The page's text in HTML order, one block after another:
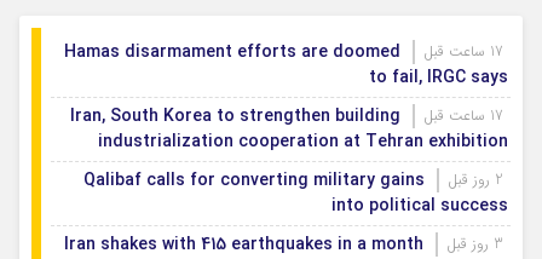
Hamas disarmament efforts are doomed
to fail, IRGC says
Iran, South Korea to strengthen building
industrialization cooperation at Tehran exhibition
Qalibaf calls for converting military gains
into political success
Iran shakes with 415 earthquakes in a month